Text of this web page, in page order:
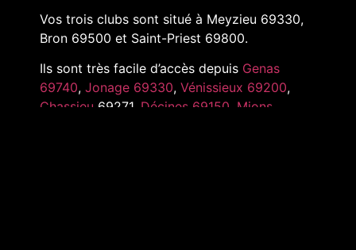
Vos trois clubs sont situé à Meyzieu 69330,
Bron 69500 et Saint-Priest 69800.
Ils sont très facile d’accès depuis Genas
69740, Jonage 69330, Vénissieux 69200,
Chassieu 69271, Décines 69150 Mions